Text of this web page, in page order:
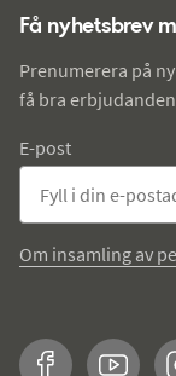
Få nyhetsbrev
Prenumerera på
få bra
E-post
Om insamling av